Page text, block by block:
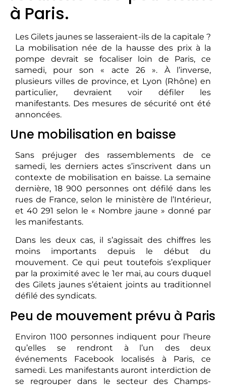
à Paris.
Les Gilets jaunes se lasseraient-ils de la capitale ?
La mobilisation née de la hausse des prix à la
pompe devrait se focaliser loin de Paris, ce
samedi, pour son « acte 26 ». À l’inverse,
plusieurs villes de province, et Lyon (Rhône) en
particulier, devraient voir défiler les
manifestants. Des mesures de sécurité ont été
annoncées.
Une mobilisation en baisse
Sans préjuger des rassemblements de ce
samedi, les derniers actes s’inscrivent dans un
contexte de mobilisation en baisse. La semaine
dernière, 18 900 personnes ont défilé dans les
rues de France, selon le ministère de l’Intérieur,
et 40 291 selon le « Nombre jaune » donné par
les manifestants.
Dans les deux cas, il s’agissait des chiffres les
moins importants depuis le début du
mouvement. Ce qui peut toutefois s’expliquer
par la proximité avec le 1er mai, au cours duquel
des Gilets jaunes s’étaient joints au traditionnel
défilé des syndicats.
Peu de mouvement prévu à Paris
Environ 1100 personnes indiquent pour l’heure
qu’elles se rendront à l’un des deux
événements Facebook localisés à Paris, ce
samedi. Les manifestants auront interdiction de
se regrouper dans le secteur des Champs-